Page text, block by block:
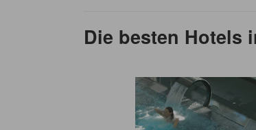
Die besten Hotels